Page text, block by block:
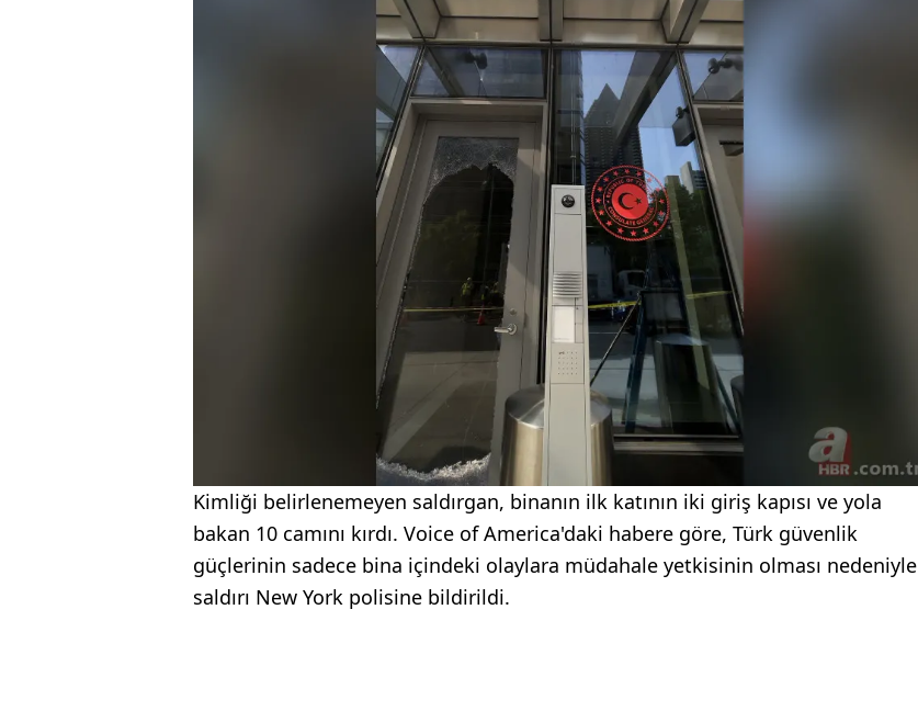
Kimliği belirlenemeyen saldırgan, binanın ilk katının iki giriş kapısı ve yola
bakan 10 camını kırdı. Voice of America'daki habere göre, Türk güvenlik
güçlerinin sadece bina içindeki olaylara müdahale yetkisinin olması nedeniyle
saldırı New York polisine bildirildi.